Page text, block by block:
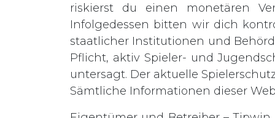
riskierst du einen monetären
Infolgedessen bitten wir dich
staatlicher Institutionen und
Pflicht, aktiv Spieler- und
untersagt. Der aktuelle
Sämtliche Informationen dieser